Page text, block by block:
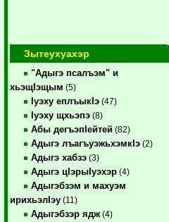
Зытеухуахэр
"Адыгэ псалъэм" и
хьэщIэщым (5)
Iуэху еплъыкIэ (47)
Iуэху щхьэпэ (8)
Абы дегъэпIейтей (82)
Адыгэ лъагъуэжьхэмкIэ (2)
Адыгэ хабзэ (3)
Адыгэ цIэрыIуэхэр (4)
Адыгэбзэм и махуэм
ирихьэлIэу (11)
Адыгэбзэр ядж (4)